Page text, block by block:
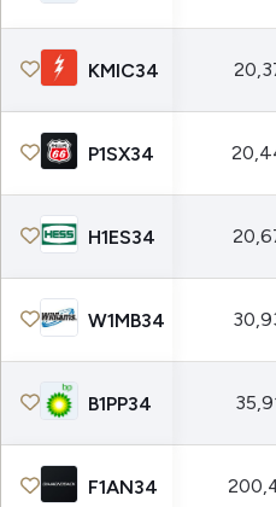
KMIC34
P1SX34
H1ES34
W1MB34
B1PP34
F1AN34